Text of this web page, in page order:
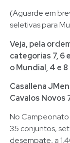
(Aguarde em
seletivas para
Veja, pela
categorias 7, 6
o Mundial, 4 e 8
Casallena
Cavalos Novos
No Campeonato
35 conjuntos,
desempate, a